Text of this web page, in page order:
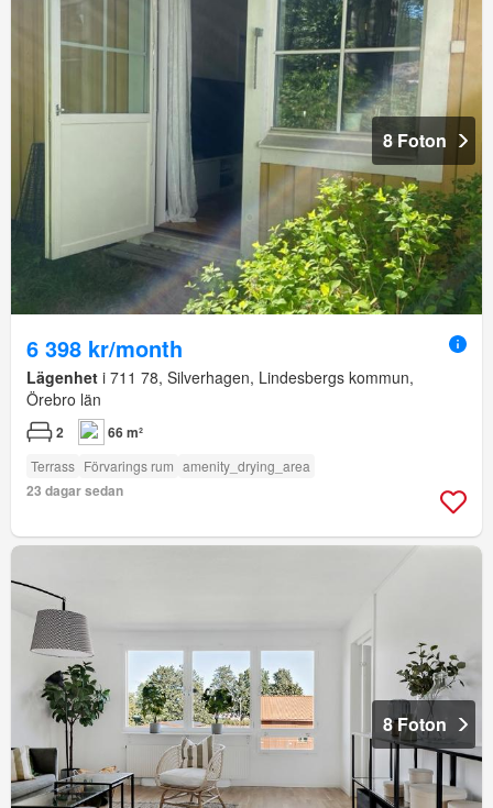
8 Foton
6 398 kr/month
Lägenhet i 711 78, Silverhagen, Lindesbergs kommun,
Örebro län
2 66 m²
Terrass Förvarings rum amenity_drying_area
23 dagar sedan
8 Foton